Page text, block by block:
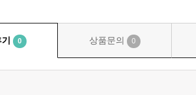
0 상품문의 0